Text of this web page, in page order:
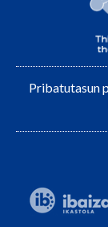
Pribatutasun